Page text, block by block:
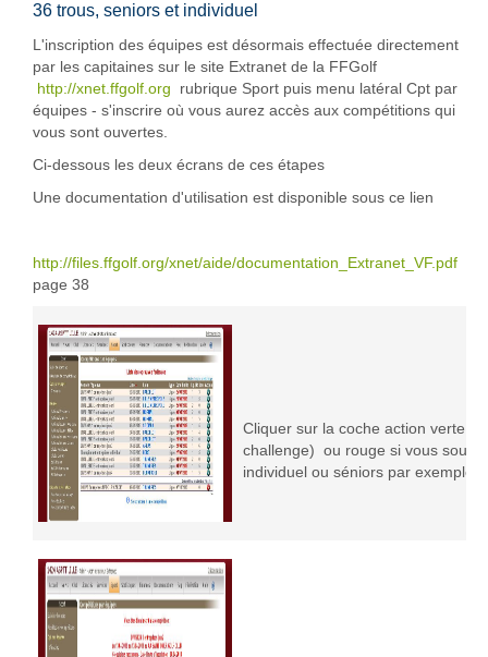
36 trous, seniors et individuel
L'inscription des équipes est désormais effectuée directement
par les capitaines sur le site Extranet de la FFGolf
http://xnet.ffgolf.org rubrique Sport puis menu latéral Cpt par
équipes - s'inscrire où vous aurez accès aux compétitions qui
vous sont ouvertes.
Ci-dessous les deux écrans de ces étapes
Une documentation d'utilisation est disponible sous ce lien
http://files.ffgolf.org/xnet/aide/documentation_Extranet_VF.pdf
page 38
Cliquer sur la coche action verte
challenge) ou rouge si vous
individuel ou séniors par exemple)